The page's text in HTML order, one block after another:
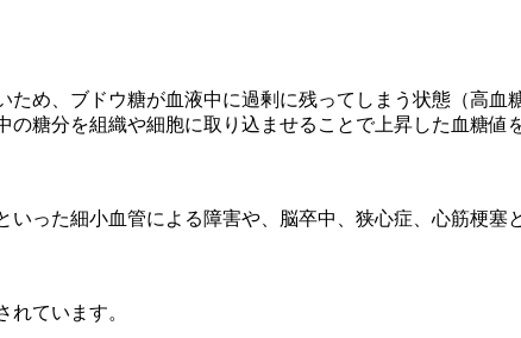
め、ブドウ糖が血液中に過剰に残ってしまう状態（高血
糖分を組織や細胞に取り込ませることで上昇した血糖値
った細小血管による障害や、脳卒中、狭心症、心筋梗塞
ています。